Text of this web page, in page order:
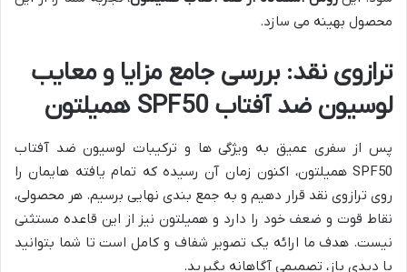
محصول بهینه می سازد.
ترازوی نقد: بررسی جامع مزایا و معایب
لوسیون ضد آفتاب SPF50 همیلتون
پس از سفری عمیق به ویژگی ها و ترکیبات لوسیون ضد آفتاب
SPF50 همیلتون، اکنون زمان آن رسیده که تمام یافته هایمان را
روی ترازوی نقد قرار دهیم و به جمع بندی نهایی برسیم. هر محصولی،
نقاط قوت و ضعف خود را دارد و همیلتون نیز از این قاعده مستثنی
نیست. هدف ما ارائه یک تصویر شفاف و کامل است تا شما بتوانید
با دیدی باز، تصمیمی آگاهانه بگیرید.